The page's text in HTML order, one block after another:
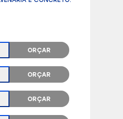
ORÇAR
ORÇAR
ORÇAR